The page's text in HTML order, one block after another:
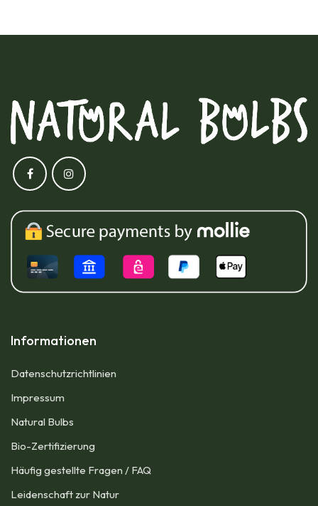
Informationen
Datenschutzrichtlinien
Impressum​
Natural Bulbs
Bio-Zertifizierung
Häufig gestellte Fragen / FAQ
Leidenschaft zur Natur